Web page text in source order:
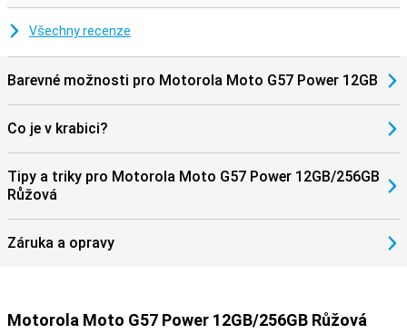
Všechny recenze
Barevné možnosti pro Motorola Moto G57 Power 12GB
Co je v krabici?
Tipy a triky pro Motorola Moto G57 Power 12GB/256GB
Růžová
Záruka a opravy
Motorola Moto G57 Power 12GB/256GB Růžová